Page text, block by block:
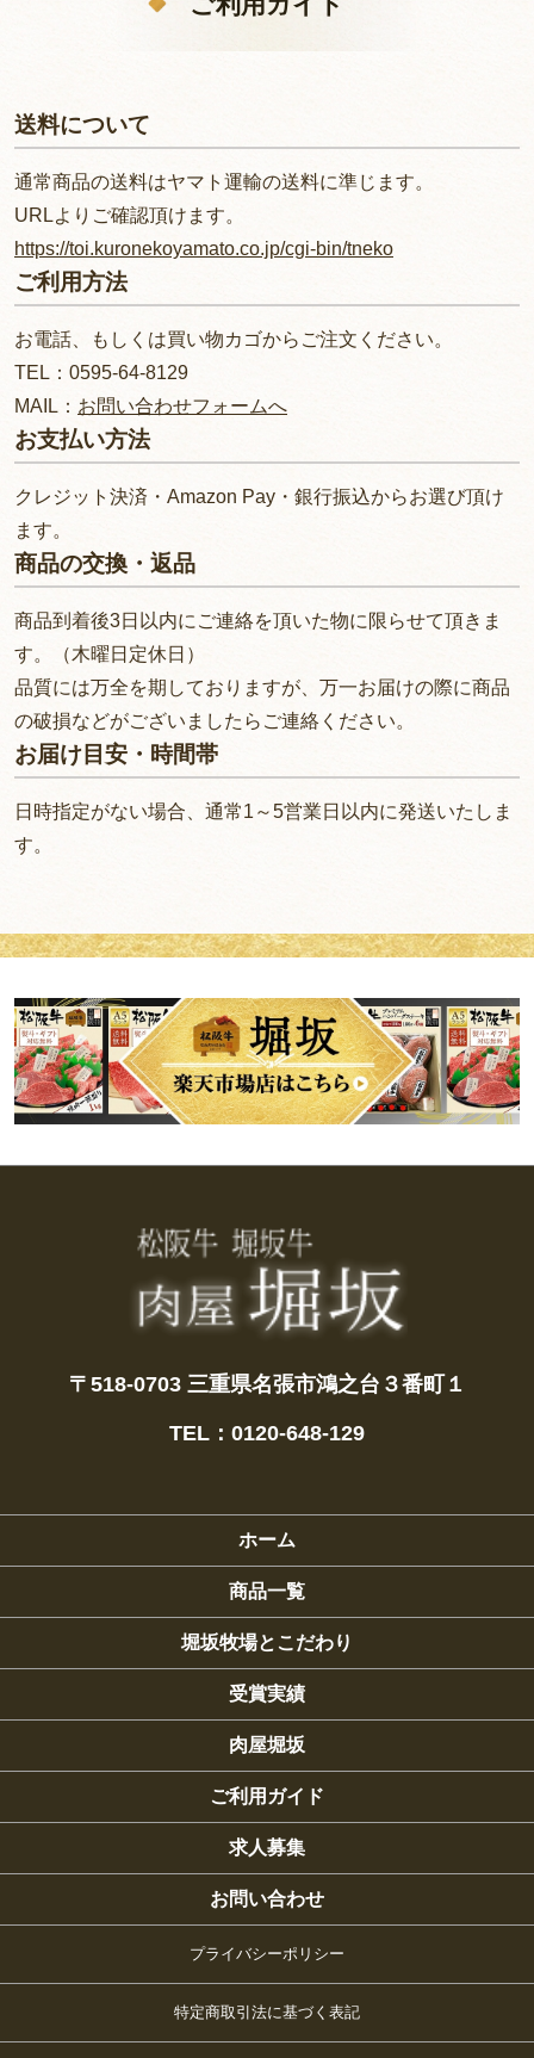
送料について
通常商品の送料はヤマト運輸の送料に準じます。
URLよりご確認頂けます。
https://toi.kuronekoyamato.co.jp/cgi-bin/tneko
ご利用方法
お電話、もしくは買い物カゴからご注文ください。
TEL：0595-64-8129
MAIL： お問い合わせフォームへ
お支払い方法
クレジット決済・Amazon Pay・銀行振込からお選び頂け
ます。
商品の交換・返品
商品到着後3日以内にご連絡を頂いた物に限らせて頂きま
す。（木曜日定休日）
品質には万全を期しておりますが、万一お届けの際に商品
の破損などがございましたらご連絡ください。
お届け目安・時間帯
日時指定がない場合、通常1～5営業日以内に発送いたしま
す。
〒518-0703 三重県名張市鴻之台３番町１
TEL：0120-648-129
ホーム
商品一覧
堀坂牧場とこだわり
受賞実績
肉屋堀坂
ご利用ガイド
求人募集
お問い合わせ
プライバシーポリシー
特定商取引法に基づく表記